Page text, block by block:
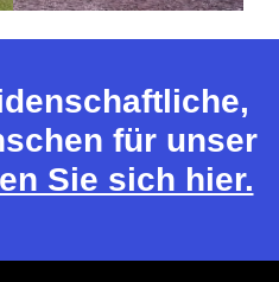
für unser
Sie sich hier.